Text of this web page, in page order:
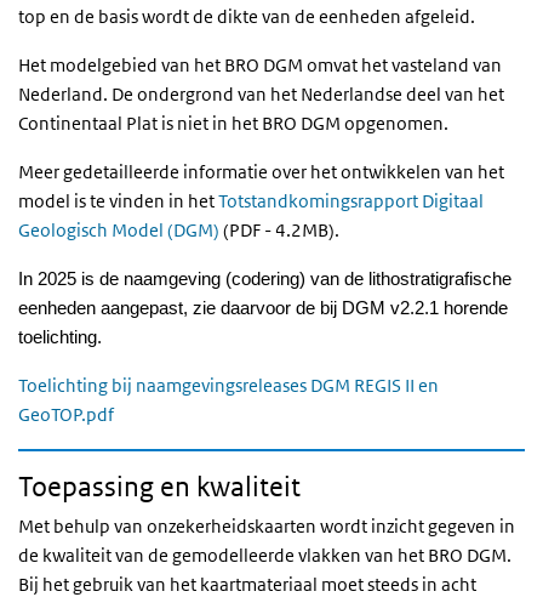
top en de basis wordt de dikte van de eenheden afgeleid.
Het modelgebied van het BRO DGM omvat het vasteland van
Nederland. De ondergrond van het Nederlandse deel van het
Continentaal Plat is niet in het BRO DGM opgenomen.
Meer gedetailleerde informatie over het ontwikkelen van het
model is te vinden in hetTotstandkomingsrapport Digitaal
Geologisch Model (DGM) (PDF - 4.2MB).
In 2025 is de naamgeving (codering) van de lithostratigrafische
eenheden aangepast, zie daarvoor de bij DGM v2.2.1 horende
toelichting.
Bestand
Toelichting bij naamgevingsreleases DGM REGIS II en
GeoTOP.pdf
Toepassing en kwaliteit
Met behulp van onzekerheidskaarten wordt inzicht gegeven in
de kwaliteit van de gemodelleerde vlakken van het BRO DGM.
Bij het gebruik van het kaartmateriaal moet steeds in acht